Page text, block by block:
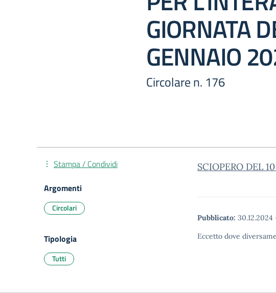
GIORNATA
GENNAIO
Circolare n. 176
SCIOPERO DEL
Pubblicato: 30.12.2024
Eccetto dove
Stampa / Condividi
Argomenti
Circolari
Tipologia
Tutti